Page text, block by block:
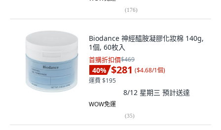
(176)
Biodance 神經醯胺凝膠化妝棉 140g,
1個, 60枚入
首購折扣價$469
40% $281 ($4.68/1個)
運費 $195
8/12 星期三 預計送達
WOW免運
(35)